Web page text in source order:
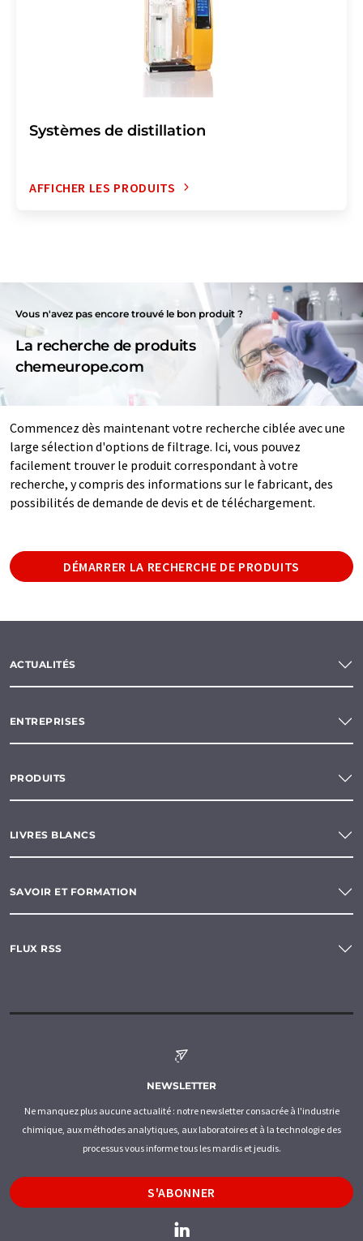
Systèmes de distillation
AFFICHER LES PRODUITS
Vous n'avez pas encore trouvé le bon produit ?
La recherche de produits
chemeurope.com
Commencez dès maintenant votre recherche ciblée avec une
large sélection d'options de filtrage. Ici, vous pouvez
facilement trouver le produit correspondant à votre
recherche, y compris des informations sur le fabricant, des
possibilités de demande de devis et de téléchargement.
DÉMARRER LA RECHERCHE DE PRODUITS
ACTUALITÉS
ENTREPRISES
PRODUITS
LIVRES BLANCS
SAVOIR ET FORMATION
FLUX RSS
NEWSLETTER
Ne manquez plus aucune actualité : notre newsletter consacrée à l'industrie
chimique, aux méthodes analytiques, aux laboratoires et à la technologie des
processus vous informe tous les mardis et jeudis.
S'ABONNER